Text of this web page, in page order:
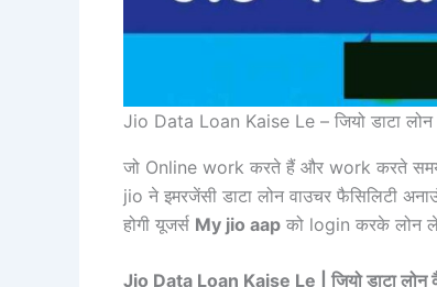
Jio Data Loan Kaise Le – जियो डाटा
जो Online work करते हैं और work करते समय
jio ने इमरजेंसी डाटा लोन वाउचर फैसिलिटी
होगी यूजर्स My jio aap को login करके लोन
Jio Data Loan Kaise Le | जियो डाटा